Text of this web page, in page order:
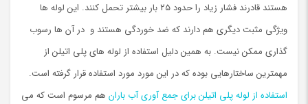
هستند قادرند فشار زیاد را حدود ۲۵ بار بیشتر تحمل کنند. این لوله ها
ویژگی مثبت دیگری هم دارند که ضد خوردگی هستند و در آن ها رسوب
گذاری ممکن نیست. به همین دلیل استفاده از لوله های پلی اتیلن از
مهمترین ساختارهایی بوده که در این مورد مورد استفاده قرار گرفته است.
استفاده از لوله پلی اتیلن برای جمع آوری آب باران هم مرسوم است که می